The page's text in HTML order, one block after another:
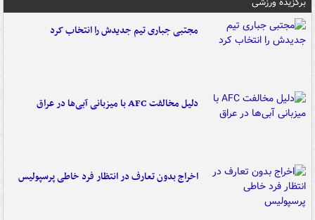
مجتبی جباری تیم جدیدش را انتخاب کرد
دلیل مخالفت AFC با میزبانی آبی‌ها در عراق
اخراج بدون تعارف در انتظار فرد خاطی پرسپولیس